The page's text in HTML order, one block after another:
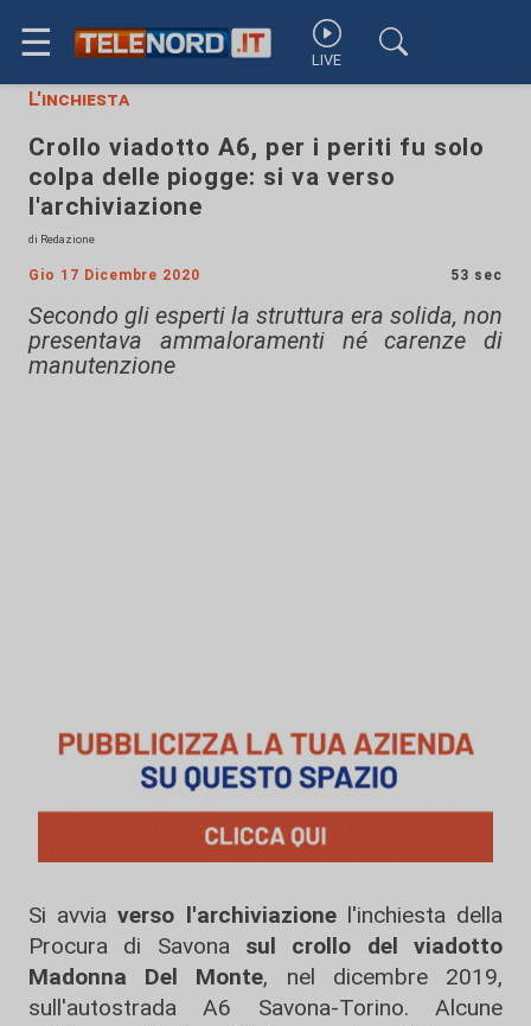
☰ LIVE
L'inchiesta
Crollo viadotto A6, per i periti fu solo
colpa delle piogge: si va verso
l'archiviazione
di Redazione
Gio 17 Dicembre 2020 53 sec
Secondo gli esperti la struttura era solida, non
presentava ammaloramenti né carenze di
manutenzione
Si avviaverso l'archiviazionel'inchiesta della
Procura di Savona sul crollo del
viadotto
Madonna Del Monte, nel dicembre 2019,
sull'autostrada A6 Savona-Torino. Alcune